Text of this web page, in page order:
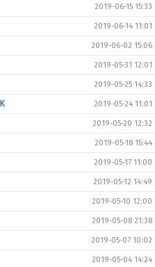
2019-06-15 15:33
2019-06-14 11:01
2019-06-02 15:06
2019-05-31 12:01
2019-05-25 14:33
2019-05-24 11:01
2019-05-20 12:32
2019-05-18 15:44
2019-05-17 11:00
2019-05-12 14:49
2019-05-10 12:00
2019-05-08 21:38
2019-05-07 10:02
2019-05-04 14:24